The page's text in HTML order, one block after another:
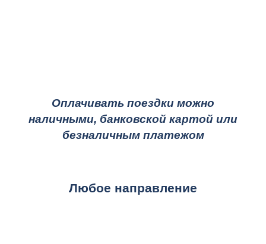
Оплачивать поездки можно
наличными, банковской картой или
безналичным платежом
Любое направление